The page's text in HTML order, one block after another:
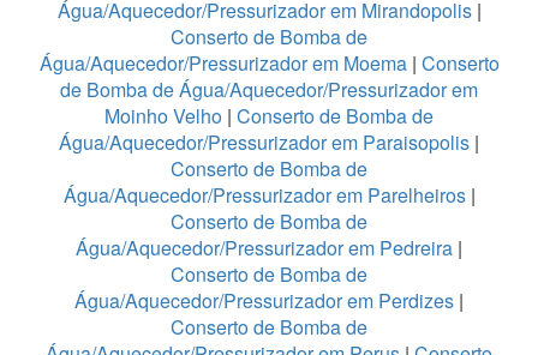
Água/Aquecedor/Pressurizador em Mirandopolis|
Conserto de Bomba de
Água/Aquecedor/Pressurizador em Moema| Conserto
de Bomba de Água/Aquecedor/Pressurizador em
Moinho Velho | Conserto de Bomba de
Água/Aquecedor/Pressurizador em Paraisopolis |
Conserto de Bomba de
Água/Aquecedor/Pressurizador em Parelheiros|
Conserto de Bomba de
Água/Aquecedor/Pressurizador em Pedreira |
Conserto de Bomba de
Água/Aquecedor/Pressurizador em Perdizes |
Conserto de Bomba de